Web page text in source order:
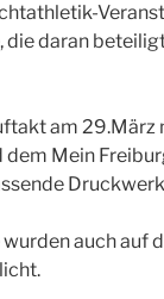
die daran
am
dem Mein
auch auf